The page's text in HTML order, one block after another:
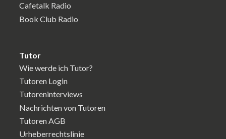
Cafetalk Radio
Book Club Radio
Tutor
Wie werde ich Tutor?
Tutoren Login
Tutoreninterviews
Nachrichten von Tutoren
Tutoren AGB
Urheberrechtslinie